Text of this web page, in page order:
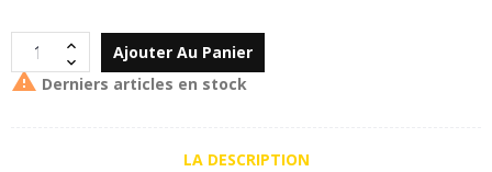
Ajouter Au Panier
 Derniers articles en stock
LA DESCRIPTION